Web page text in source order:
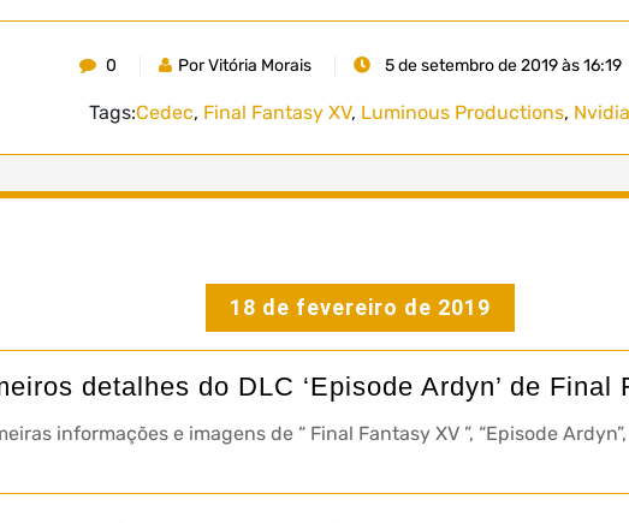
0 Por Vitória Morais 5 de setembro de 2019 às 16:19
Tags:Cedec, Final Fantasy XV, Luminous Productions, Nvidia
18 de fevereiro de 2019
detalhes do DLC ‘Episode Ardyn’ de Final
informações e imagens de “ Final Fantasy XV ”, “Episode